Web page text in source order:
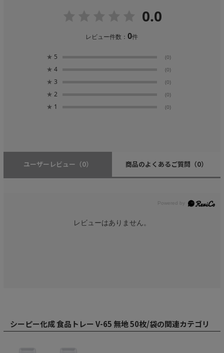
0.0
レビュー件数：0件
★ 5 (0)
★ 4 (0)
★ 3 (0)
★ 2 (0)
★ 1 (0)
ユーザーレビュー （0） 商品のよくあるご質問 （0）
レビューはありません。
シーピー化成 食品トレー V-65 無地 50枚/袋の関連カテゴリ